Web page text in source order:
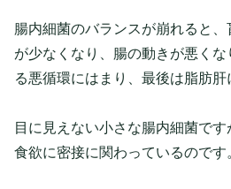
腸内細菌のバランスが崩れると
が少なくなり、腸の動きが悪く
る悪循環にはまり、最後は脂肪肝
目に見えない小さな腸内細菌で
食欲に密接に関わっているのです